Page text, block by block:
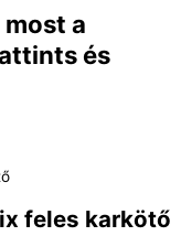
a
és
feles karkötő